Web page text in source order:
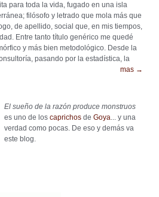
para toda la vida, fugado en una isla
filósofo y letrado que mola más que
de apellido, social que, en mis tiempos,
Entre tanto título genérico me quedé
y más bien metodológico. Desde la
pasando por la estadística, la
mas →
El sueño de la razón produce monstruos
es uno de los caprichos de Goya... y una
verdad como pocas. De eso y demás va
este blog.